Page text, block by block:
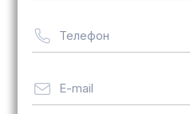
Важно! Мы
целости и
от их размера.
Телефон
E-mail